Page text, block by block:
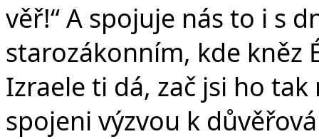
věř!“ A spojuje nás to i s
starozákonním, kde kněz
Izraele ti dá, zač jsi ho
spojeni výzvou k